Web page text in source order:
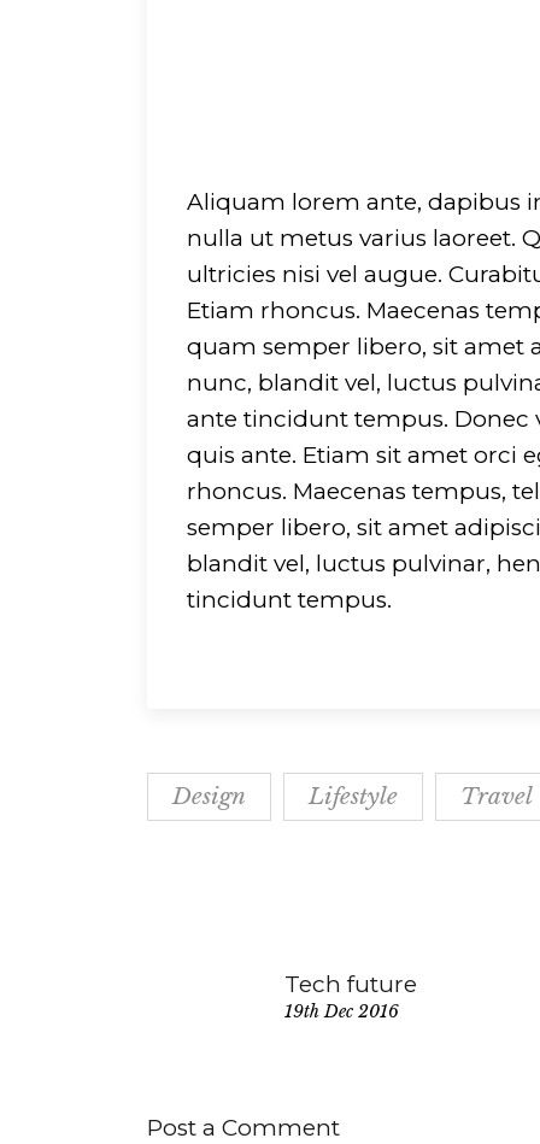
Aliquam lorem ante, dapibus
nulla ut metus varius laoreet.
ultricies nisi vel augue.
Etiam rhoncus. Maecenas
quam semper libero, sit amet
nunc, blandit vel, luctus
ante tincidunt tempus. Donec
quis ante. Etiam sit amet orci
rhoncus. Maecenas tempus,
semper libero, sit amet
blandit vel, luctus pulvinar,
tincidunt tempus.
Design Lifestyle Travel
Tech future
19th Dec 2016
Post a Comment